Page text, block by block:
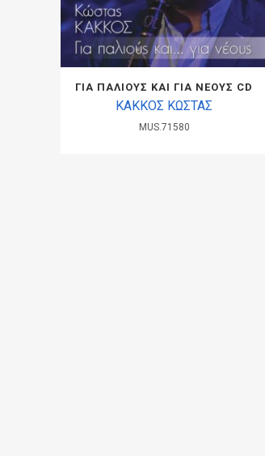
ΓΙΑ ΠΑΛΙΟΥΣ ΚΑΙ ΓΙΑ ΝΕΟΥΣ CD
ΚΑΚΚΟΣ ΚΩΣΤΑΣ
MUS.71580